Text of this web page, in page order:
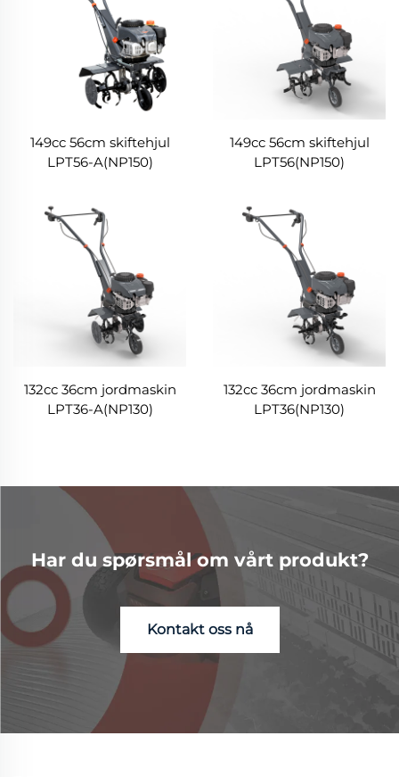
149cc 56cm skiftehjul
LPT56-A(NP150)
149cc 56cm skiftehjul
LPT56(NP150)
132cc 36cm jordmaskin
LPT36-A(NP130)
132cc 36cm jordmaskin
LPT36(NP130)
Har du spørsmål om vårt produkt?
Kontakt oss nå